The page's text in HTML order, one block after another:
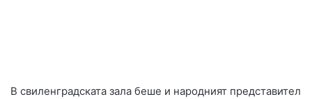
В свиленградската зала беше и народният представител